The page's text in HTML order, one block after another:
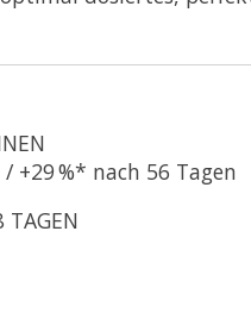
+29 %* nach 56 Tagen
TAGEN